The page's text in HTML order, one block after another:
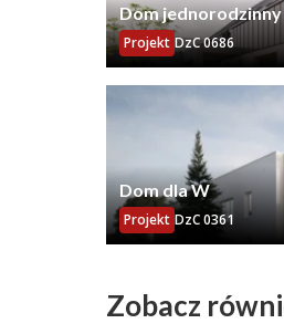
Dom
Projekt DzC 0686
Dom dla W
Projekt DzC 0361
Zobacz